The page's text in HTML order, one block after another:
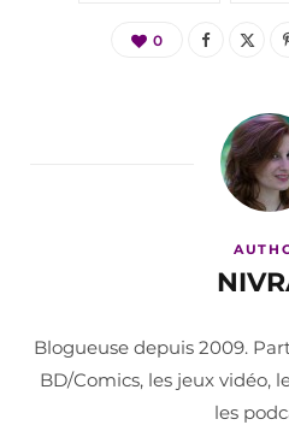
0
Blogueuse depuis 2009.
BD/Comics, les jeux vidéo,
les